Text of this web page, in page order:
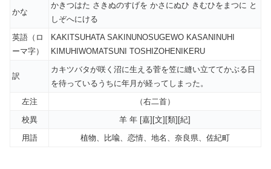
かな
かきつはた さきぬのすげを かさにぬひ きむひをまつに と
しぞへにける
英語（ロ
ーマ字）
KAKITSUHATA SAKINUNOSUGEWO KASANINUHI
KIMUHIWOMATSUNI TOSHIZOHENIKERU
訳
カキツバタが咲く沼に生える菅を笠に縫い立ててかぶる日
を待っているうちに年月が経ってしまった。
左注
（右二首）
校異
羊 年 [嘉][文][類][紀]
用語
植物、比喩、恋情、地名、奈良県、佐紀町